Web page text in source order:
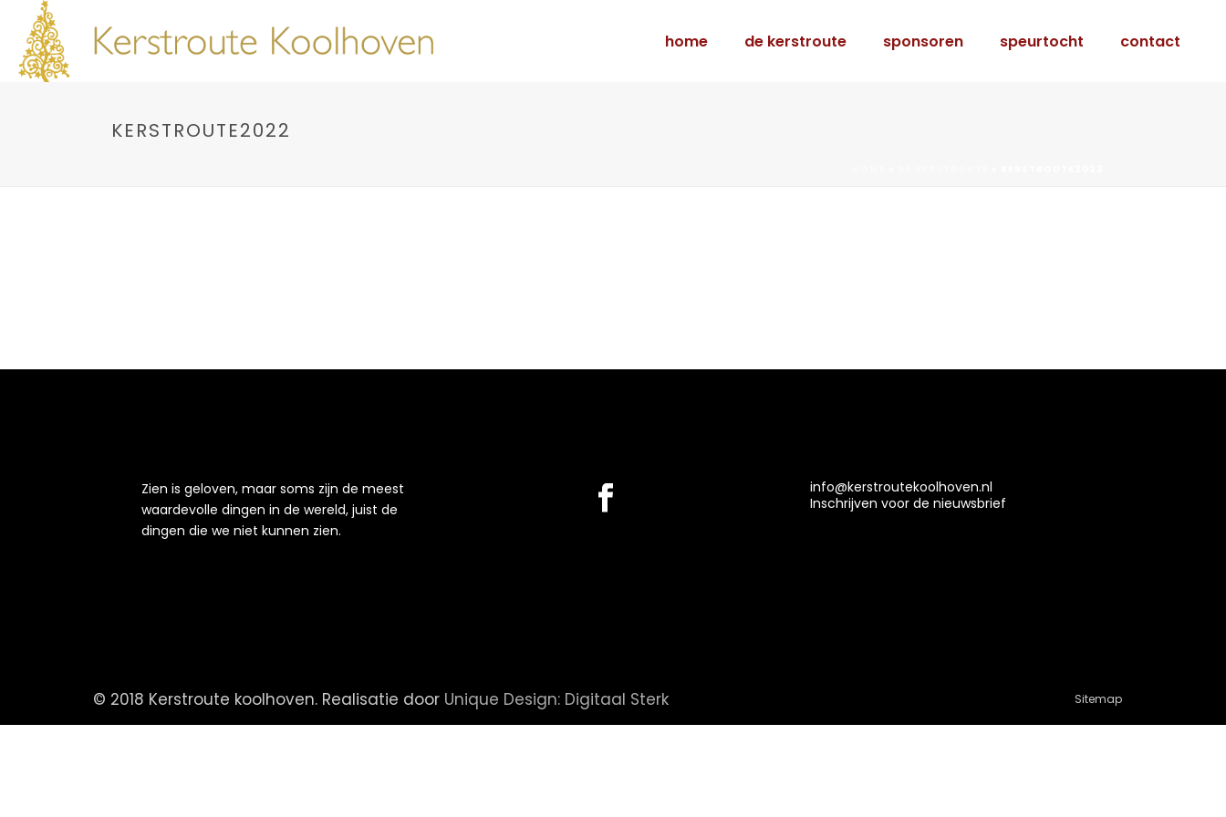
home de kerstroute sponsoren speurtocht contact
KERSTROUTE2022
Zien is geloven, maar soms zijn de meest
waardevolle dingen in de wereld, juist de
dingen die we niet kunnen zien.
info@kerstroutekoolhoven.nl
Inschrijven voor de nieuwsbrief
© 2018 Kerstroute koolhoven. Realisatie door Unique Design: Digitaal Sterk Sitemap